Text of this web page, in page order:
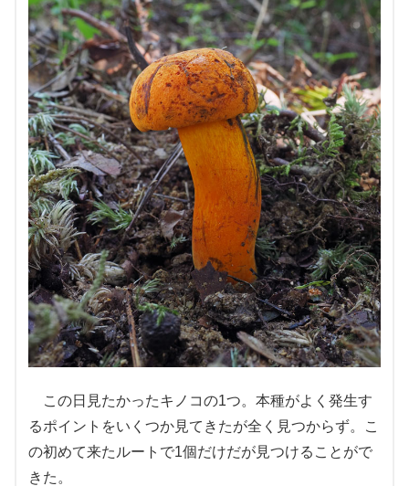
この日見たかったキノコの1つ。本種がよく発生す
るポイントをいくつか見てきたが全く見つからず。こ
の初めて来たルートで1個だけだが見つけることがで
きた。